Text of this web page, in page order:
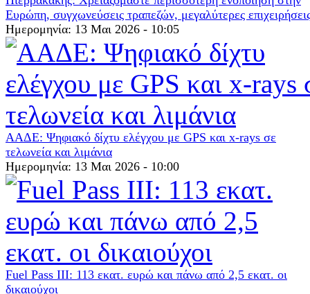
Ευρώπη, συγχωνεύσεις τραπεζών, μεγαλύτερες
Ημερομηνία: 13 Μαι 2026 - 10:05
ΑΑΔΕ: Ψηφιακό δίχτυ ελέγχου με GPS και x-rays σε
τελωνεία και λιμάνια
Ημερομηνία: 13 Μαι 2026 - 10:00
Fuel Pass III: 113 εκατ. ευρώ και πάνω από 2,5 εκατ. οι
δικαιούχοι